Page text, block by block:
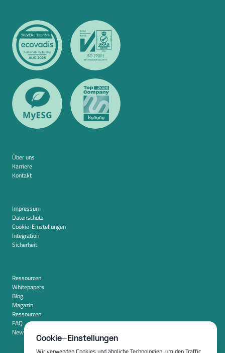
Über uns
Karriere
Kontakt
Impressum
Datenschutz
Cookie-Einstellungen
Integration
Sicherheit
Ressourcen
Whitepapers
Blog
Magazin
Ressourcen
FAQ
Newsroom
Cookie-Einstellungen